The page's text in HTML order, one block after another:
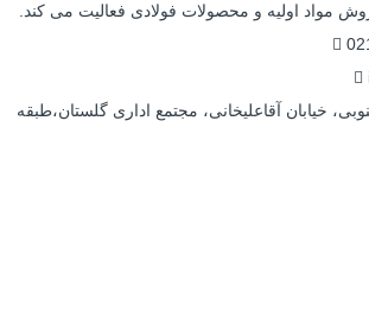
مواد اولیه و محصولات فولادی فعالیت می کند.
خیابان آقاعلیخانی، مجتمع اداری گلستان،طبقه